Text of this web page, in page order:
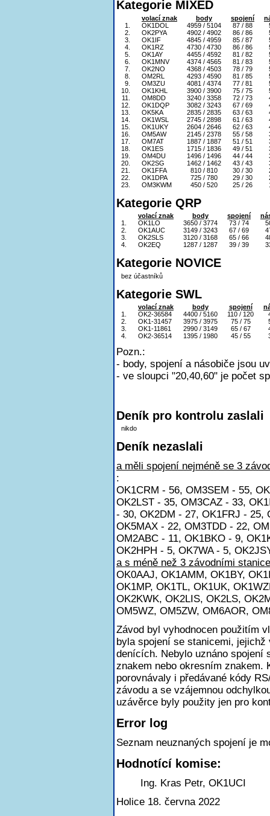
Kategorie MIXED
volací znak body spojení
1.
OK1DOL 4959 / 5104 87 / 88
2.
OK2PYA 4902 / 4902 86 / 86
3.
OK1IF 4845 / 4959 85 / 87
4.
OK1RZ 4730 / 4730 86 / 86
5.
OK1AY 4455 / 4592 81 / 82
6.
OK1MNV 4374 / 4565 81 / 83
7.
OK2NO 4368 / 4503 78 / 79
8.
OM2RL 4293 / 4590 81 / 85
9.
OM3ZU 4081 / 4374 77 / 81
10.
OK1KHL 3900 / 3900 75 / 75
11.
OM8DD 3240 / 3358 72 / 73
12.
OK1DQP 3082 / 3243 67 / 69
13.
OK5KA 2835 / 2835 63 / 63
14.
OK1WSL 2745 / 2898 61 / 63
15.
OK1UKY 2604 / 2646 62 / 63
16.
OM5AW 2145 / 2378 55 / 58
17.
OM7AT 1887 / 1887 51 / 51
18.
OK1ES 1715 / 1836 49 / 51
19.
OM4DU 1496 / 1496 44 / 44
20.
OK2SG 1462 / 1462 43 / 43
21.
OK1FFA 810 / 810 30 / 30
22.
OK1DPA 725 / 780 29 / 30
23.
OM3KWM 450 / 520 25 / 26
Kategorie QRP
volací znak body spojení
1.
OK1LO 3650 / 3774 73 / 74
2.
OK1AUC 3149 / 3243 67 / 69
3.
OK2SLS 3120 / 3168 65 / 66
4.
OK2EQ 1287 / 1287 39 / 39
Kategorie NOVICE
bez účastníků
Kategorie SWL
volací znak body spojení
1.
OK2-36584 4400 / 5160 110 / 120
2.
OK1-31457 3975 / 3975 75 / 75
3.
OK1-11861 2990 / 3149 65 / 67
4.
OK2-36514 1395 / 1980 45 / 55
Pozn.:
- body, spojení a násobiče jsou
- ve sloupci "20,40,60" je počet
Deník pro kontrolu zaslali
nikdo
Deník nezaslali
a měli spojení nejméně se 3
:
OK1CRM - 56, OM3SEM - 55,
OK2LST - 35, OM3CAZ - 33,
- 30, OK2DM - 27, OK1FRJ - 25,
OK5MAX - 22, OM3TDD - 22,
OM2ABC - 11, OK1BKO - 9,
OK2HPH - 5, OK7WA - 5,
a s méně než 3 závodními
OK0AAJ, OK1AMM, OK1BY,
OK1MP, OK1TL, OK1UK,
OK2KWK, OK2LIS, OK2LS,
OM5WZ, OM5ZW, OM6AOR,
Závod byl vyhodnocen použitím
byla spojení se stanicemi,
denících. Nebylo uznáno spojení
znakem nebo okresním znakem.
porovnávaly i předávané kódy
závodu a se vzájemnou
uzávěrce byly použity jen pro
Error log
Seznam neuznaných spojení je
Hodnotící komise:
Ing. Kras Petr, OK1UCI
Holice 18. června 2022